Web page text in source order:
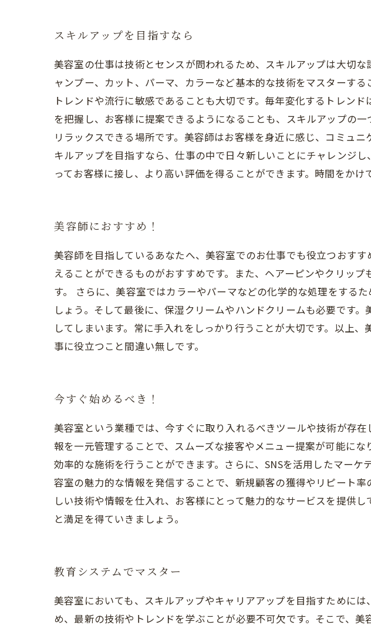
スキルアップを目指すなら
美容室の仕事は技術とセンスが問われるため、スキルアップは大切
ャンプー、カット、パーマ、カラーなど基本的な技術をマスターす
トレンドや流行に敏感であることも大切です。毎年変化するトレン
を把握し、お客様に提案できるようになることも、スキルアップの
リラックスできる場所です。美容師はお客様を身近に感じ、コミュ
キルアップを目指すなら、仕事の中で日々新しいことにチャレンジ
ってお客様に接し、より高い評価を得ることができます。時間をか
美容師におすすめ！
美容師を目指しているあなたへ、美容室でのお仕事でも役立つおす
えることができるものがおすすめです。また、ヘアーピンやクリッ
す。 さらに、美容室ではカラーやパーマなどの化学的な処理をする
しょう。そして最後に、保湿クリームやハンドクリームも必要です
してしまいます。常に手入れをしっかり行うことが大切です。以上
事に役立つこと間違い無しです。
今すぐ始めるべき！
美容室という業種では、今すぐに取り入れるべきツールや技術が存
報を一元管理することで、スムーズな接客やメニュー提案が可能に
効率的な施術を行うことができます。さらに、SNSを活用したマー
容室の魅力的な情報を発信することで、新規顧客の獲得やリピート
しい技術や情報を仕入れ、お客様にとって魅力的なサービスを提供
と満足を得ていきましょう。
教育システムでマスター
美容室においても、スキルアップやキャリアアップを目指すために
め、最新の技術やトレンドを学ぶことが必要不可欠です。そこで、